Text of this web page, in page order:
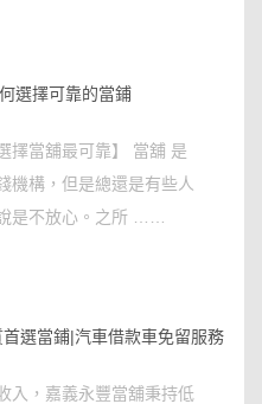
選擇可靠的當鋪
擇當舖最可靠】 當舖 是
機構，但是總還是有些人
是不放心。之所 ……
選當鋪|汽車借款車免留服務
入，嘉義永豐當舖秉持低